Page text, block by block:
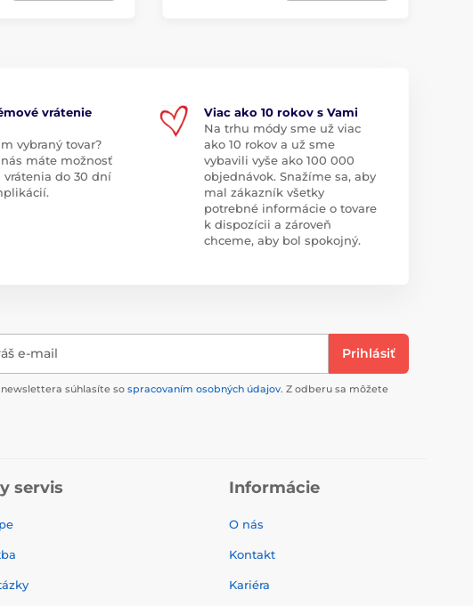
vrátenie
vybraný tovar?
máte možnosť
vrátenia do 30 dní
Viac ako 10 rokov s Vami
Na trhu módy sme už viac
ako 10 rokov a už sme
vybavili vyše ako 100 000
objednávok. Snažíme sa, aby
mal zákazník všetky
potrebné informácie o tovare
k dispozícii a zároveň
chceme, aby bol spokojný.
e-mail Prihlásiť
súhlasíte so spracovaním osobných údajov. Z odberu sa môžete
servis Informácie
O nás
Kontakt
Kariéra